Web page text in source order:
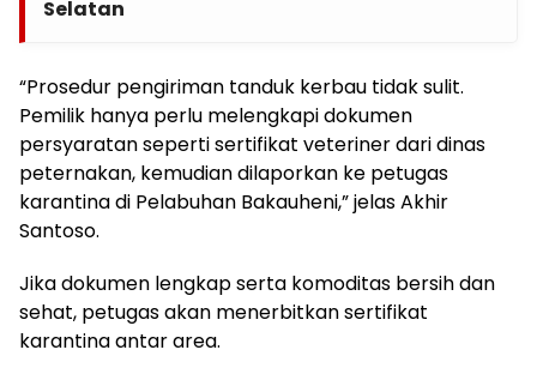
Selatan
“Prosedur pengiriman tanduk kerbau tidak sulit.
Pemilik hanya perlu melengkapi dokumen
persyaratan seperti sertifikat veteriner dari dinas
peternakan, kemudian dilaporkan ke petugas
karantina di Pelabuhan Bakauheni,” jelas Akhir
Santoso.
Jika dokumen lengkap serta komoditas bersih dan
sehat, petugas akan menerbitkan sertifikat
karantina antar area.